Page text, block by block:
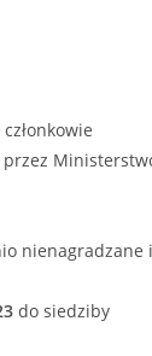
przez
nienagradzane i
do siedziby